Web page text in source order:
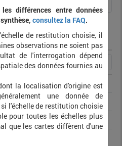
1
Nom vernaculaire
Cisticole des joncs
Élanion blanc
Léiothrix jaune
différences entre données
consultez la FAQ.
de restitution choisie, il
observations ne soient pas
de l'interrogation dépend
des données fournies au
la localisation d'origine est
une donnée de
l'échelle de restitution choisie
pour toutes les échelles plus
que les cartes diffèrent d'une